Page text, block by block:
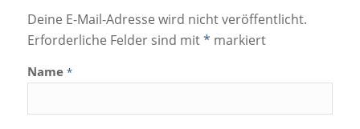
Deine E-Mail-Adresse wird nicht veröffentlicht.
Erforderliche Felder sind mit* markiert
Name *